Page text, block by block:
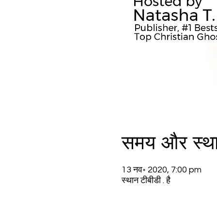
समय और
13 नव॰ 2020, 7:00 pm
स्थान टीबीडी . है